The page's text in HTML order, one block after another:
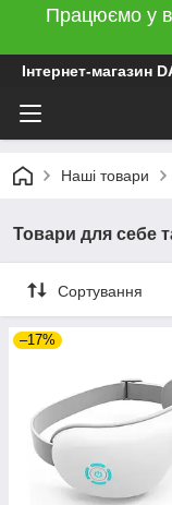
Працюємо у
Інтернет-магазин
Наші товари
Товари для себе
Сортування
–17%